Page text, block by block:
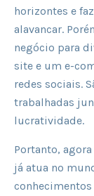
horizontes e
alavancar.
negócio para
site e um e-
redes sociais.
trabalhadas
lucratividade.
Portanto,
já atua no
conhecimentos